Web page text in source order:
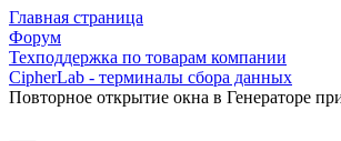
Главная страница
Форум
Техподдержка по товарам компании
CipherLab - терминалы сбора данных
Повторное открытие окна в Генераторе